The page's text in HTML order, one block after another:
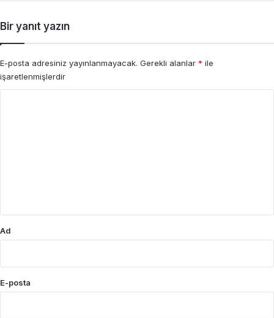
Bir yanıt yazın
E-posta adresiniz yayınlanmayacak. Gerekli alanlar * ile
işaretlenmişlerdir
Ad
E-posta